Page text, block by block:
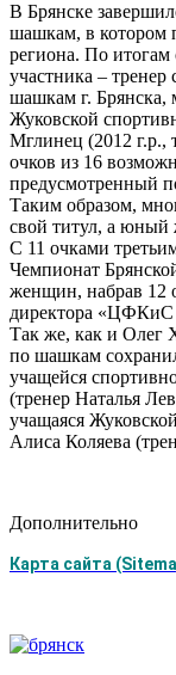
В Брянске
шашкам, в котором
региона. По итогам
участника –
шашкам г. Брянска,
Жуковской
Мглинец (2012 г.р.,
очков из 16
предусмотренный
Таким образом,
свой титул, а юный
С 11 очками
Чемпионат
женщин, набрав 12
директора «ЦФКиС
Так же, как и Олег
по шашкам
учащейся
(тренер Наталья
учащаяся
Алиса Коляева
Дополнительно
Карта сайта